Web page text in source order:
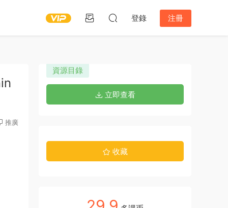
登錄 注冊
推廣
資源目錄
立即查看
收藏